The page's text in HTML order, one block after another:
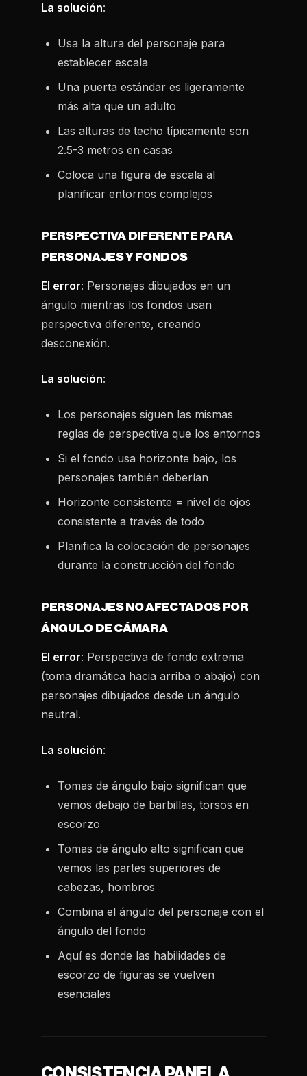
La solución:
Usa la altura del personaje para
establecer escala
Una puerta estándar es ligeramente
más alta que un adulto
Las alturas de techo típicamente son
2.5-3 metros en casas
Coloca una figura de escala al
planificar entornos complejos
PERSPECTIVA DIFERENTE PARA
PERSONAJES Y FONDOS
El error: Personajes dibujados en un
ángulo mientras los fondos usan
perspectiva diferente, creando
desconexión.
La solución:
Los personajes siguen las mismas
reglas de perspectiva que los entornos
Si el fondo usa horizonte bajo, los
personajes también deberían
Horizonte consistente = nivel de ojos
consistente a través de todo
Planifica la colocación de personajes
durante la construcción del fondo
PERSONAJES NO AFECTADOS POR
ÁNGULO DE CÁMARA
El error: Perspectiva de fondo extrema
(toma dramática hacia arriba o abajo) con
personajes dibujados desde un ángulo
neutral.
La solución:
Tomas de ángulo bajo significan que
vemos debajo de barbillas, torsos en
escorzo
Tomas de ángulo alto significan que
vemos las partes superiores de
cabezas, hombros
Combina el ángulo del personaje con el
ángulo del fondo
Aquí es donde las habilidades de
escorzo de figuras se vuelven
esenciales